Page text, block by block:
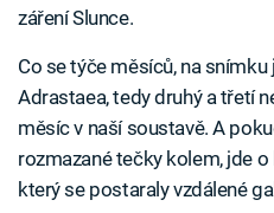
záření Slunce.
Co se týče měsíců, na
Adrastaea, tedy druhý a třetí
měsíc v naší soustavě. A
rozmazané tečky kolem, jde
který se postaraly vzdálené